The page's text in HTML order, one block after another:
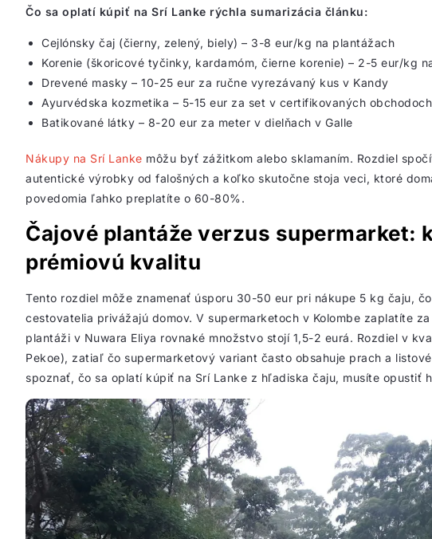
Čo sa oplatí kúpiť na Srí Lanke rýchla sumarizácia článku:
Cejlónsky čaj (čierny, zelený, biely) – 3-8 eur/kg na plantážach
Korenie (škoricové tyčinky, kardamóm, čierne korenie) – 2-5 eur/kg
Drevené masky – 10-25 eur za ručne vyrezávaný kus v Kandy
Ayurvédska kozmetika – 5-15 eur za set v certifikovaných obchodoch
Batikované látky – 8-20 eur za meter v dielňach v Galle
Nákupy na Srí Lanke môžu byť zážitkom alebo sklamaním. Rozdiel
autentické výrobky od falošných a koľko skutočne stoja veci, ktoré
povedomia ľahko preplatíte o 60-80%.
Čajové plantáže verzus supermarket:
prémiovú kvalitu
Tento rozdiel môže znamenať úsporu 30-50 eur pri nákupe 5 kg čaju,
cestovatelia privážajú domov. V supermarketoch v Kolombe zaplatíte
plantáži v Nuwara Eliya rovnaké množstvo stojí 1,5-2 eurá. Rozdiel v
Pekoe), zatiaľ čo supermarketový variant často obsahuje prach a
spoznať, čo sa oplatí kúpiť na Srí Lanke z hľadiska čaju, musíte opustiť